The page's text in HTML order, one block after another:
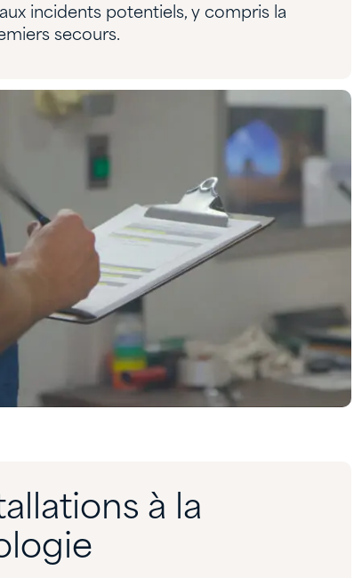
incidents potentiels, y compris la
secours.
à la